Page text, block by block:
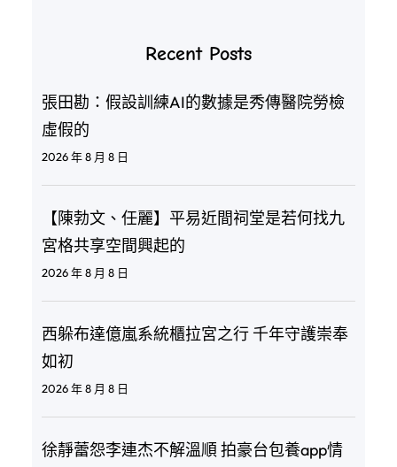
Recent Posts
張田勘：假設訓練AI的數據是秀傳醫院勞檢
虛假的
2026 年 8 月 8 日
【陳勃文、任麗】平易近間祠堂是若何找九
宮格共享空間興起的
2026 年 8 月 8 日
西躲布達億嵐系統櫃拉宮之行 千年守護崇奉
如初
2026 年 8 月 8 日
徐靜蕾怨李連杰不解溫順 拍豪台包養app情